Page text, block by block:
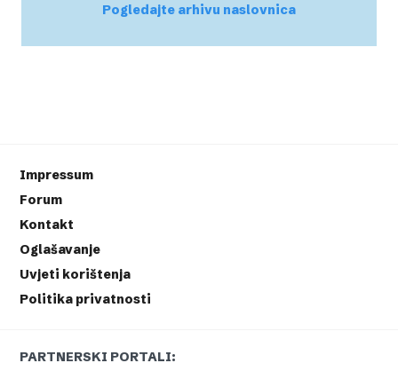
Pogledajte arhivu naslovnica
Impressum
Forum
Kontakt
Oglašavanje
Uvjeti korištenja
Politika privatnosti
PARTNERSKI PORTALI: